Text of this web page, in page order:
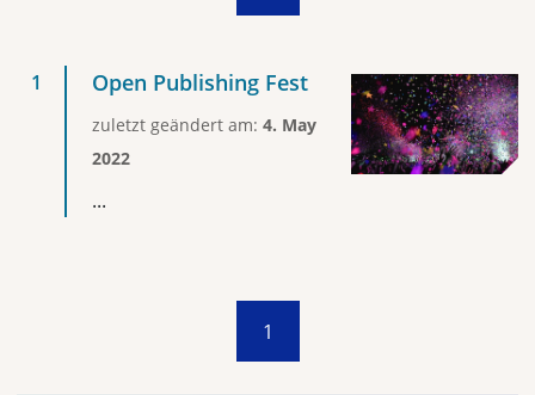
Open Publishing Fest
zuletzt geändert am: 4. May
2022
...
1